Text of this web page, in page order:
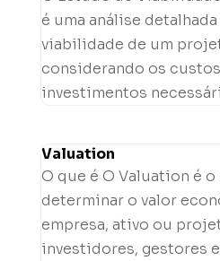
é uma análise
viabilidade de um
considerando os
investimentos
Valuation
O que é O Valuation é
determinar o valor
empresa, ativo ou
investidores, gestores